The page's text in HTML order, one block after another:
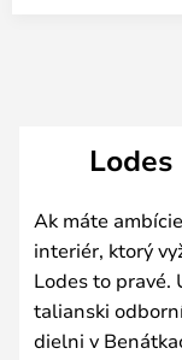
Ak máte
interiér, ktorý
Lodes to pravé.
talianski
dielni v